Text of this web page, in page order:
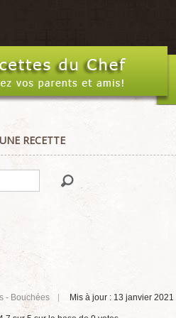
RECETTE
- Bouchées Mis à jour : 13 janvier 2021